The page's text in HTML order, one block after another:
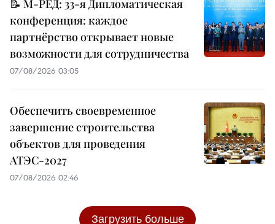
📝 М-РЕД: 33-я Дипломатическая
конференция: каждое
партнёрство открывает новые
возможности для сотрудничества
07/08/2026 03:05
Обеспечить своевременное
завершение строительства
объектов для проведения
АТЭС-2027
07/08/2026 02:46
Загрузить больше